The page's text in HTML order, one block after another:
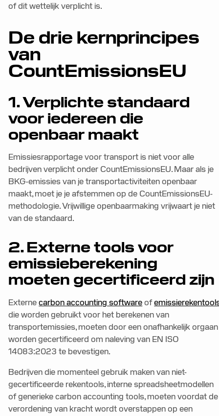
of dit wettelijk verplicht is.
De drie kernprincipes
van
CountEmissionsEU
1. Verplichte standaard
voor iedereen die
openbaar maakt
Emissiesrapportage voor transport is niet voor alle
bedrijven verplicht onder CountEmissionsEU. Maar als je
BKG-emissies van je transportactiviteiten openbaar
maakt, moet je je afstemmen op de CountEmissionsEU-
methodologie. Vrijwillige openbaarmaking vrijwaart je niet
van de standaard.
2. Externe tools voor
emissieberekening
moeten gecertificeerd zijn
Externecarbon accounting softwareof
die worden gebruikt voor het berekenen van
transportemissies, moeten door een onafhankelijk orgaan
worden gecertificeerd om naleving van EN ISO
14083:2023 te bevestigen.
Bedrijven die momenteel gebruik maken van niet-
gecertificeerde rekentools, interne spreadsheetmodellen
of generieke carbon accounting tools, moeten voordat de
verordening van kracht wordt overstappen op een